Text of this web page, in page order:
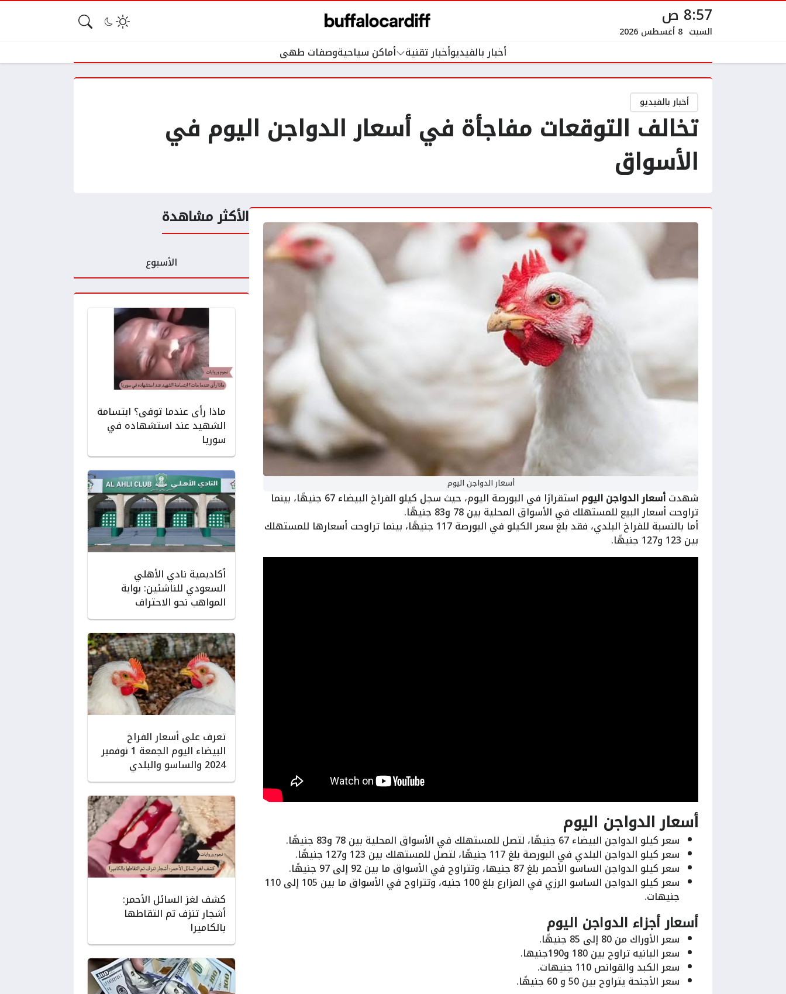
8:57 ص
السبت 8 أغسطس 2026
أخبار بالفيديوأخبار تقنية أماكن سياحيةوصفات طهى
أخبار بالفيديو
تخالف التوقعات مفاجأة في أسعار الدواجن اليوم في
الأسواق
الأكثر مشاهدة
الأسبوع
ماذا رأى عندما توفى؟ ابتسامة
الشهيد عند استشهاده في
سوريا
أكاديمية نادي الأهلي
السعودي للناشئين: بوابة
المواهب نحو الاحتراف
تعرف على أسعار الفراخ
البيضاء اليوم الجمعة 1 نوفمبر
2024 والساسو والبلدي
كشف لغز السائل الأحمر:
أشجار تنزف تم التقاطها
بالكاميرا
أسعار الدواجن اليوم
شهدتأسعار الدواجن اليوم استقرارًا في البورصة اليوم، حيث سجل كيلو الفراخ البيضاء 67 جنيهًا، بينما
تراوحت أسعار البيع للمستهلك في الأسواق المحلية بين 78 و83 جنيهًا.
أما بالنسبة للفراخ البلدي، فقد بلغ سعر الكيلو في البورصة 117 جنيهًا، بينما تراوحت أسعارها للمستهلك
بين 123 و127 جنيهًا.
أسعار الدواجن اليوم
سعر كيلو الدواجن البيضاء 67 جنيهًا، لتصل للمستهلك في الأسواق المحلية بين 78 و83 جنيهًا.
سعر كيلو الدواجن البلدي في البورصة بلغ 117 جنيهًا، لتصل للمستهلك بين 123 و127 جنيهًا.
سعر كيلو الدواجن الساسو الأحمر بلغ 87 جنيها، وتتراوح في الأسواق ما بين 92 إلى 97 جنيهًا.
سعر كيلو الدواجن الساسو الرزي في المزارع بلغ 100 جنيه، وتتراوح في الأسواق ما بين 105 إلى 110
جنيهات.
أسعار أجزاء الدواجن اليوم
سعر الأوراك من 80 إلى 85 جنيهًا.
سعر البانيه تراوح بين 180 و190جنيها.
سعر الكبد والقوانص 110 جنيهات.
سعر الأجنحة يتراوح بين 50 و 60 جنيهًا.